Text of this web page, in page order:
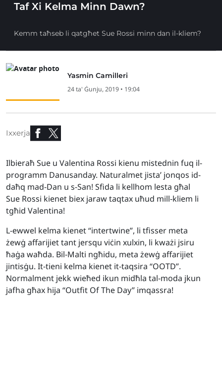
Taf Xi Kelma Minn Dawn?
Kemm taħseb li qatgħet Sue Rossi minn dan il-kliem?
Yasmin Camilleri
24 ta' Ġunju, 2019 • 19:04
Ixxerja
Ilbieraħ Sue u Valentina Rossi kienu mistednin fuq il-
programm Danusanday. Naturalmet jista’ jonqos id-
daħq mad-Dan u s-San! Sfida li kellhom lesta għal
Sue Rossi kienet biex jaraw taqtax uħud mill-kliem li
tgħid Valentina!
L-ewwel kelma kienet “intertwine”, li tfisser meta
żewġ affarijiet tant jersqu viċin xulxin, li kważi jsiru
ħaġa waħda. Bil-Malti ngħidu, meta żewġ affarijiet
jintisġu. It-tieni kelma kienet it-taqsira “OOTD”.
Normalment jekk wieħed ikun midħla tal-moda jkun
jafha għax hija “Outfit Of The Day” imqassra!